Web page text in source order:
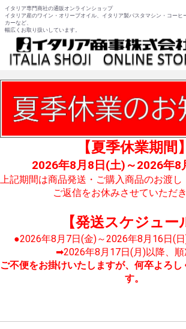
イタリア専門商社の通販オンラインショップ
イタリア産のワイン・オリーブオイル、イタリア製パスタマシン・コーヒ
カーなど、
幅広くお取り扱いしています。
【夏季休業期間】
2026年8月8日(土)～2026年8
上記期間は商品発送・ご購入商品のお渡
ご返信をお休みさせていただき
【発送スケジュー
●2026年8月7日(金)～2026年8月16日(
➡2026年8月17日(月)以降、
ご不便をお掛けいたしますが、何卒よろし
す。